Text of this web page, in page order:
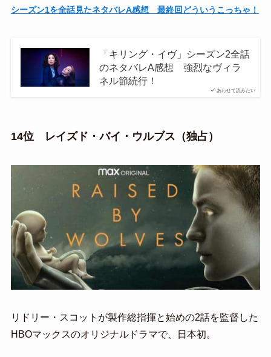
シーズン1を全話見たネタバレA感想 最終回どういうこっちゃ！
あわせて読みたい
「キリング・イヴ」シーズン2全話
のネタバレA感想 強烈なヴィラ
ネル節続行！
14位 レイズド・バイ・ウルブス（独占）
リドリー・スコットが製作総指揮と始めの2話を監督した
HBOマックスのオリジナルドラマで、日本初。